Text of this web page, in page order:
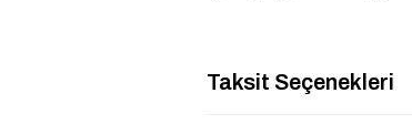
Taksit Seçenekleri